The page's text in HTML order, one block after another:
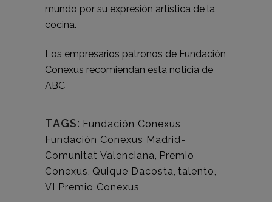
mundo por su expresión artística de la
cocina.
Los empresarios patronos de Fundación
Conexus recomiendan esta noticia de
ABC
TAGS: Fundación Conexus
Fundación Conexus Madrid-
Comunitat Valenciana Premio
Conexus Quique Dacosta talento
VI Premio Conexus